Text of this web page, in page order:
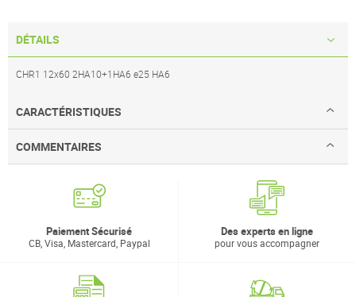
DÉTAILS
CHR1 12x60 2HA10+1HA6 e25 HA6
CARACTÉRISTIQUES
COMMENTAIRES
Paiement Sécurisé
CB, Visa, Mastercard, Paypal
Des experts en ligne
pour vous accompagner